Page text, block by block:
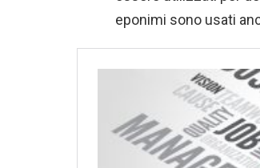
eponimi sono usati